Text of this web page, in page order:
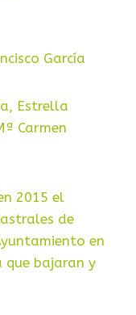
García
Estrella
Carmen
2015 el
de
en
que bajaran y